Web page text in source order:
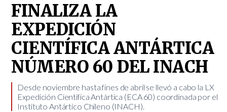
FINALIZA LA
EXPEDICIÓN
CIENTÍFICA ANTÁRTICA
NÚMERO 60 DEL INACH
​Desde noviembre hasta fines de abril se llevó a cabo la LX
Expedición Científica Antártica (ECA 60) coordinada por el
Instituto Antártico Chileno (INACH).